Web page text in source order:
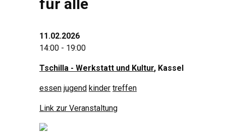
für alle
11.02.2026
14:00 - 19:00
Tschilla - Werkstatt und Kultur, Kassel
essen jugend kinder treffen
Link zur Veranstaltung